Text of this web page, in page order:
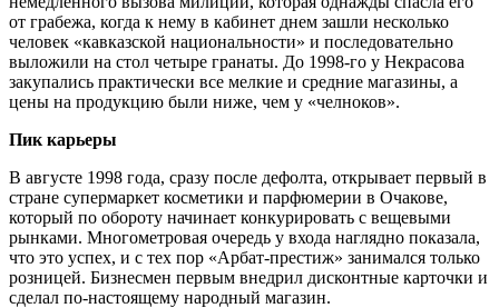
от грабежа, когда к нему в кабинет днем зашли несколько
человек «кавказской национальности» и последовательно
выложили на стол четыре гранаты. До 1998-го у Некрасова
закупались практически все мелкие и средние магазины, а
цены на продукцию были ниже, чем у «челноков».
Пик карьеры
В августе 1998 года, сразу после дефолта, открывает первый в
стране супермаркет косметики и парфюмерии в Очакове,
который по обороту начинает конкурировать с вещевыми
рынками. Многометровая очередь у входа наглядно показала,
что это успех, и с тех пор «Арбат-престиж» занимался только
розницей. Бизнесмен первым внедрил дисконтные карточки и
сделал по-настоящему народный магазин.